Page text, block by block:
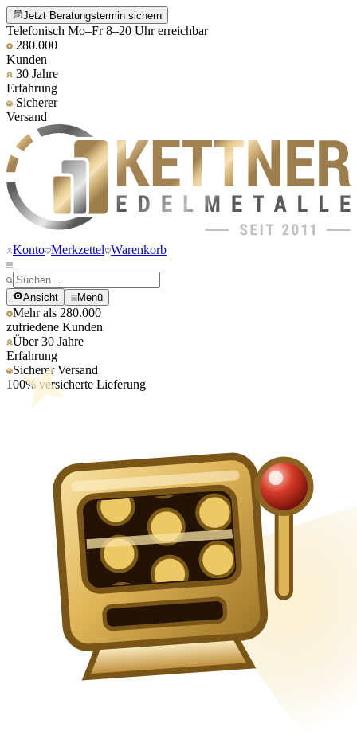
Jetzt Beratungstermin sichern
Telefonisch Mo–Fr 8–20 Uhr erreichbar
280.000
Kunden
30 Jahre
Erfahrung
Sicherer
Versand
Konto Merkzettel Warenkorb
Ansicht Menü
Mehr als 280.000
zufriedene Kunden
Über 30 Jahre
Erfahrung
Sicherer Versand
100% versicherte Lieferung